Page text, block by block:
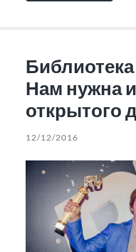
Нам нужна
открытого
12/12/2016